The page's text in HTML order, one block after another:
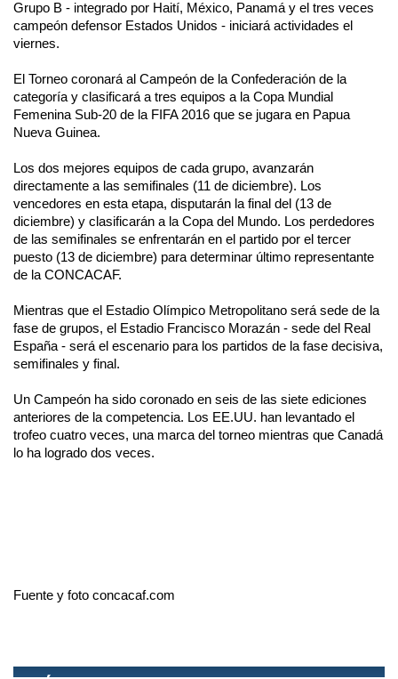
Grupo B - integrado por Haití, México, Panamá y el tres veces
campeón defensor Estados Unidos - iniciará actividades el
viernes.
El Torneo coronará al Campeón de la Confederación de la
categoría y clasificará a tres equipos a la Copa Mundial
Femenina Sub-20 de la FIFA 2016 que se jugara en Papua
Nueva Guinea.
Los dos mejores equipos de cada grupo, avanzarán
directamente a las semifinales (11 de diciembre). Los
vencedores en esta etapa, disputarán la final del (13 de
diciembre) y clasificarán a la Copa del Mundo. Los perdedores
de las semifinales se enfrentarán en el partido por el tercer
puesto (13 de diciembre) para determinar último representante
de la CONCACAF.
Mientras que el Estadio Olímpico Metropolitano será sede de la
fase de grupos, el Estadio Francisco Morazán - sede del Real
España - será el escenario para los partidos de la fase decisiva,
semifinales y final.
Un Campeón ha sido coronado en seis de las siete ediciones
anteriores de la competencia. Los EE.UU. han levantado el
trofeo cuatro veces, una marca del torneo mientras que Canadá
lo ha logrado dos veces.
Fuente y foto concacaf.com